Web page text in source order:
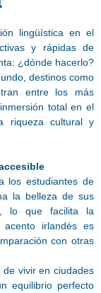
lingüística en el
y rápidas de
¿dónde hacerlo?
destinos como
entre los más
total en el
riqueza cultural y
los estudiantes de
la belleza de sus
lo que facilita la
irlandés es
con otras
vivir en ciudades
equilibrio perfecto